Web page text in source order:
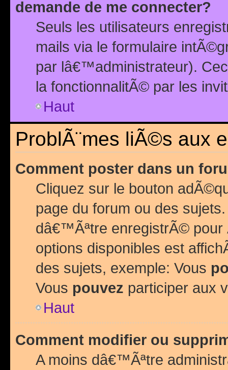
demande de me connecter?
Seuls les utilisateurs
mails via le formulaire
par lâ€™administrateur).
la fonctionnalitÃ© par les
Haut
ProblÃ¨mes liÃ©s aux
Comment poster dans un
Cliquez sur le bouton
page du forum ou des
dâ€™Ãªtre enregistrÃ©
options disponibles est
des sujets, exemple: Vous
Vous pouvez participer aux
Haut
Comment modifier ou
A moins dâ€™Ãªtre